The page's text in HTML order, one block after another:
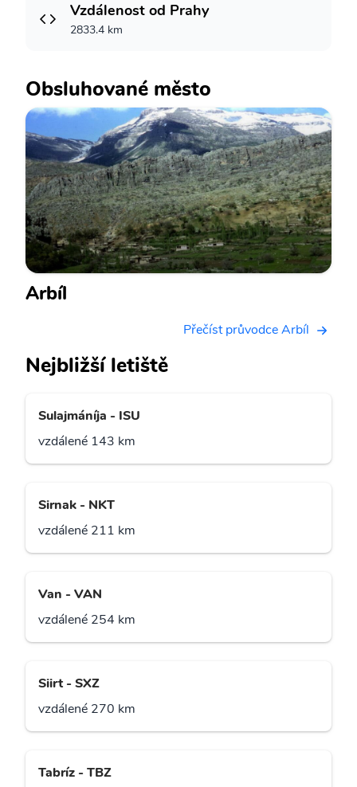
Vzdálenost od Prahy
2833.4 km
Obsluhované město
Arbíl
Přečíst průvodce Arbíl
Nejbližší letiště
Sulajmáníja - ISU
vzdálené 143 km
Sirnak - NKT
vzdálené 211 km
Van - VAN
vzdálené 254 km
Siirt - SXZ
vzdálené 270 km
Tabríz - TBZ